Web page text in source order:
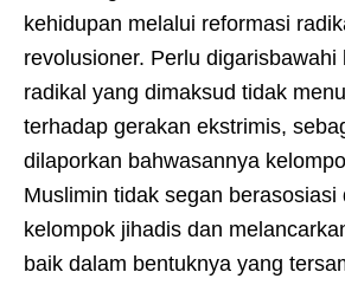
kehidupan melalui reformasi
revolusioner. Perlu digarisbawahi
radikal yang dimaksud tidak
terhadap gerakan ekstrimis,
dilaporkan bahwasannya
Muslimin tidak segan berasosiasi
kelompok jihadis dan
baik dalam bentuknya yang